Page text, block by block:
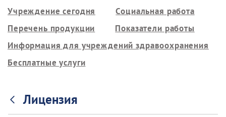
Учреждение сегодня
Социальная работа
Перечень продукции
Показатели работы
Информация для учреждений здравоохранения
Бесплатные услуги
Лицензия